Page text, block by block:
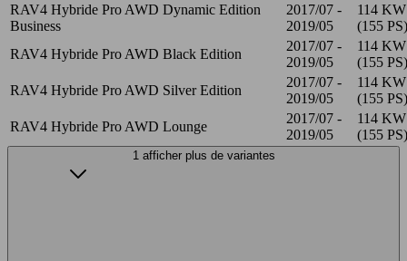
RAV4 Hybride Pro AWD Dynamic Edition
Business
2017/07 -
2019/05
114 KW
(155 PS)
RAV4 Hybride Pro AWD Black Edition
2017/07 -
2019/05
114 KW
(155 PS)
RAV4 Hybride Pro AWD Silver Edition
2017/07 -
2019/05
114 KW
(155 PS)
RAV4 Hybride Pro AWD Lounge
2017/07 -
2019/05
114 KW
(155 PS)
1 afficher plus de variantes